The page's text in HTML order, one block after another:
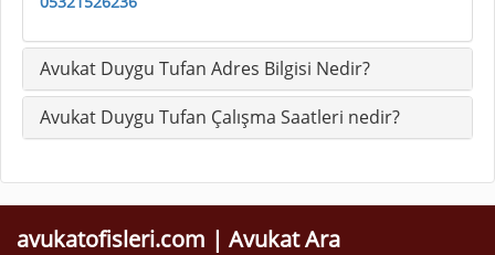
Avukat Duygu Tufan Adres Bilgisi Nedir?
Avukat Duygu Tufan Çalışma Saatleri nedir?
avukatofisleri.com | Avukat Ara